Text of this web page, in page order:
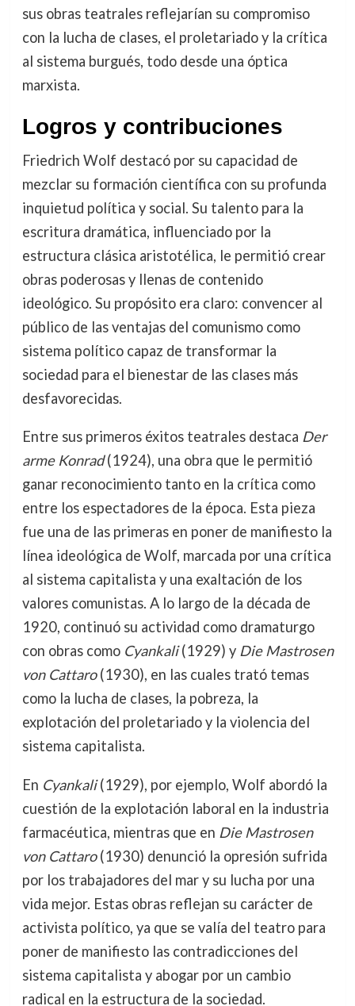
sus obras teatrales reflejarían su compromiso
con la lucha de clases, el proletariado y la crítica
al sistema burgués, todo desde una óptica
marxista.
Logros y contribuciones
Friedrich Wolf destacó por su capacidad de
mezclar su formación científica con su profunda
inquietud política y social. Su talento para la
escritura dramática, influenciado por la
estructura clásica aristotélica, le permitió crear
obras poderosas y llenas de contenido
ideológico. Su propósito era claro: convencer al
público de las ventajas del comunismo como
sistema político capaz de transformar la
sociedad para el bienestar de las clases más
desfavorecidas.
Entre sus primeros éxitos teatrales destaca Der
arme Konrad(1924), una obra que le permitió
ganar reconocimiento tanto en la crítica como
entre los espectadores de la época. Esta pieza
fue una de las primeras en poner de manifiesto la
línea ideológica de Wolf, marcada por una crítica
al sistema capitalista y una exaltación de los
valores comunistas. A lo largo de la década de
1920, continuó su actividad como dramaturgo
con obras como Cyankali(1929) y Die Mastrosen
von Cattaro(1930), en las cuales trató temas
como la lucha de clases, la pobreza, la
explotación del proletariado y la violencia del
sistema capitalista.
En Cyankali(1929), por ejemplo, Wolf abordó la
cuestión de la explotación laboral en la industria
farmacéutica, mientras que en Die Mastrosen
von Cattaro(1930) denunció la opresión sufrida
por los trabajadores del mar y su lucha por una
vida mejor. Estas obras reflejan su carácter de
activista político, ya que se valía del teatro para
poner de manifiesto las contradicciones del
sistema capitalista y abogar por un cambio
radical en la estructura de la sociedad.